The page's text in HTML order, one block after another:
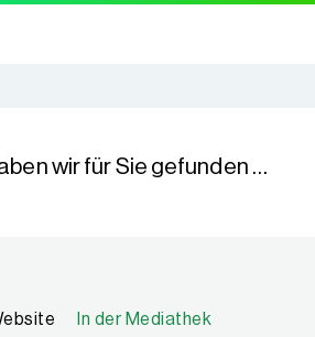
wir für Sie gefunden …
In der Mediathek